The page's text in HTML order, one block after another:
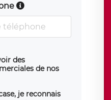
des
de nos
je reconnais